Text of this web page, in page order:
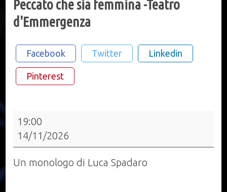
Peccato che sia femmina -Teatro
d'Emmergenza
Facebook Twitter Linkedin
Pinterest
Peccato
che
sia
femmina
19:00
14/11/2026
Un monologo di Luca Spadaro